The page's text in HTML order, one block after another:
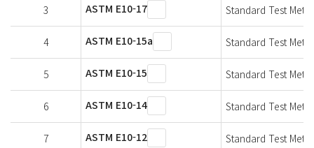
3 ASTM E10-17 Standard Test
4 ASTM E10-15a Standard Test
5 ASTM E10-15 Standard Test
6 ASTM E10-14 Standard Test
7 ASTM E10-12 Standard Test